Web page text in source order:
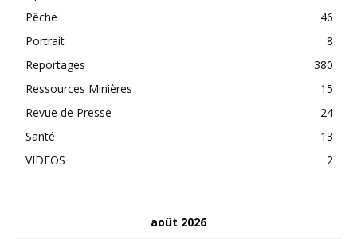
Pêche
46
Portrait
8
Reportages
380
Ressources Minières
15
Revue de Presse
24
Santé
13
VIDEOS
2
août 2026